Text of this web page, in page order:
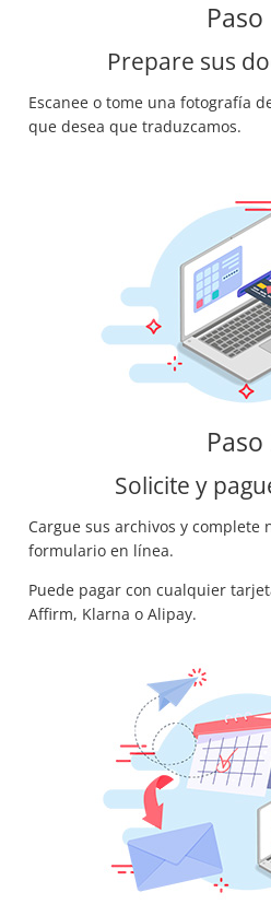
Paso
Prepare sus
Escanee o tome una fotografía
que desea que traduzcamos.
Paso
Solicite y
Cargue sus archivos y complete
formulario en línea.
Puede pagar con cualquier
Affirm, Klarna o Alipay.